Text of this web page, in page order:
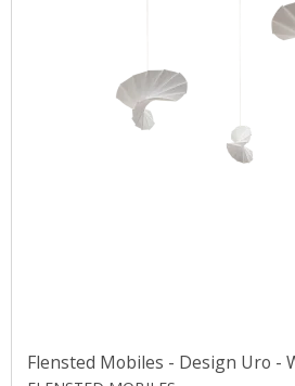
Flensted Mobiles - Design Uro -